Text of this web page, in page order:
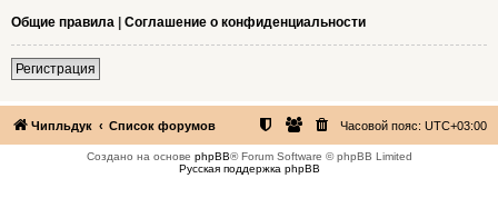
Общие правила | Соглашение о конфиденциальности
Регистрация
Чипльдук Список форумов Часовой пояс: UTC+03:00
Создано на основе phpBB® Forum Software © phpBB Limited
Русская поддержка phpBB